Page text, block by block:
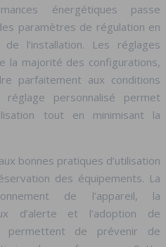
énergétiques passe
paramètres de régulation en
l’installation. Les réglages
la majorité des configurations,
parfaitement aux conditions
réglage personnalisé permet
tout en minimisant la
bonnes pratiques d’utilisation
des équipements. La
de l’appareil, la
d’alerte et l’adoption de
permettent de prévenir de